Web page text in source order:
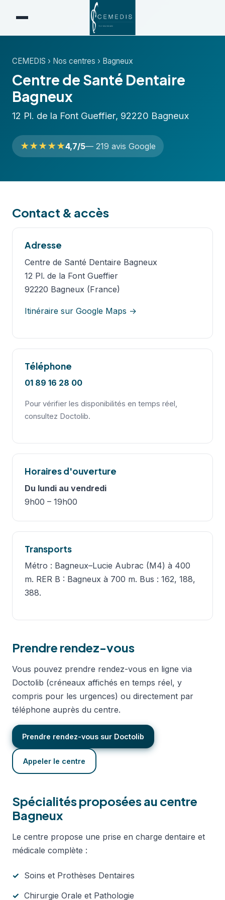
CEMEDIS › Nos centres › Bagneux
Centre de Santé Dentaire
Bagneux
12 Pl. de la Font Gueffier, 92220 Bagneux
★★★★★4,7/5— 219 avis Google
Contact & accès
Adresse
Centre de Santé Dentaire Bagneux
12 Pl. de la Font Gueffier
92220 Bagneux (France)
Itinéraire sur Google Maps →
Téléphone
01 89 16 28 00
Pour vérifier les disponibilités en temps réel,
consultez Doctolib.
Horaires d'ouverture
Du lundi au vendredi
9h00 – 19h00
Transports
Métro : Bagneux–Lucie Aubrac (M4) à 400
m. RER B : Bagneux à 700 m. Bus : 162, 188,
388.
Prendre rendez-vous
Vous pouvez prendre rendez-vous en ligne via
Doctolib (créneaux affichés en temps réel, y
compris pour les urgences) ou directement par
téléphone auprès du centre.
Prendre rendez-vous sur Doctolib
Appeler le centre
Spécialités proposées au centre
Bagneux
Le centre propose une prise en charge dentaire et
médicale complète :
Soins et Prothèses Dentaires
Chirurgie Orale et Pathologie